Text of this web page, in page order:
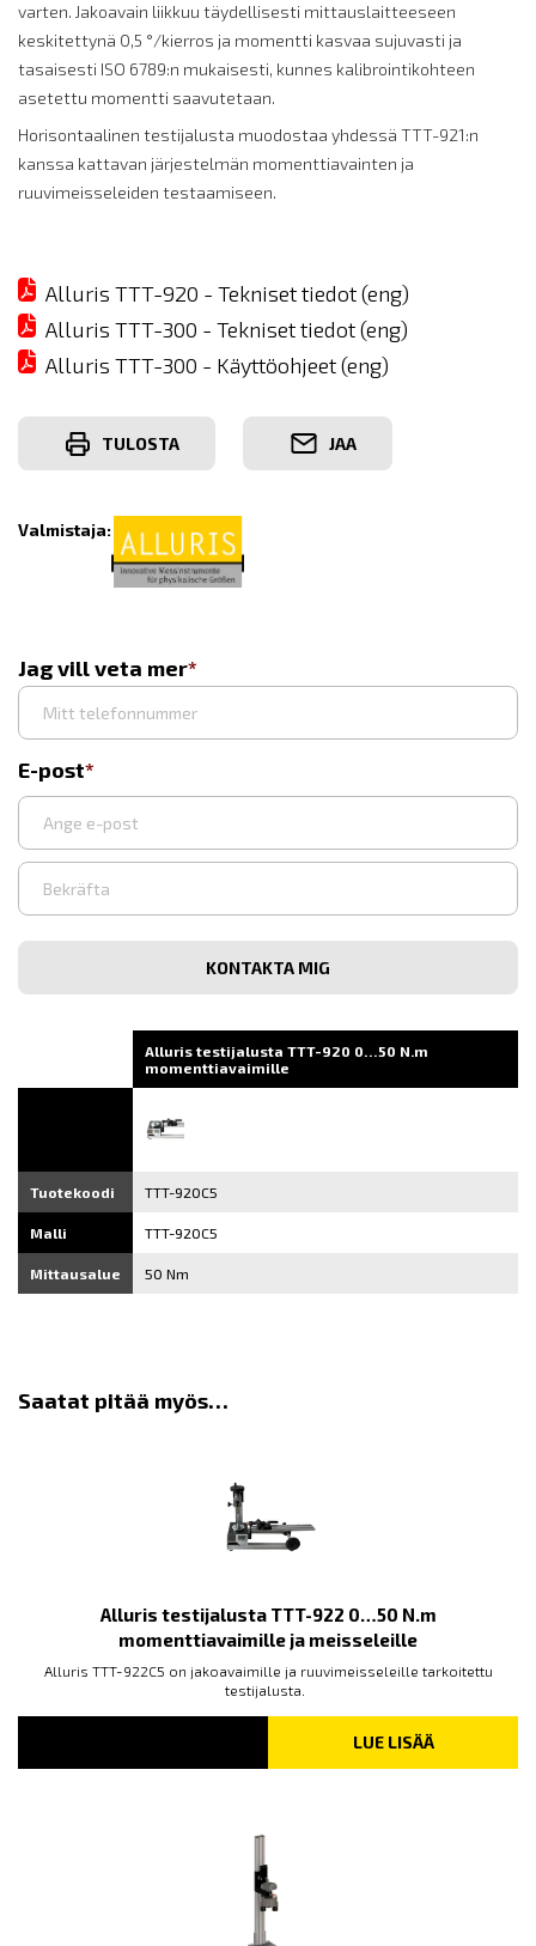
varten. Jakoavain liikkuu täydellisesti mittauslaitteeseen
keskitettynä 0,5 °/kierros ja momentti kasvaa sujuvasti ja
tasaisesti ISO 6789:n mukaisesti, kunnes kalibrointikohteen
asetettu momentti saavutetaan.
Horisontaalinen testijalusta muodostaa yhdessä TTT-921:n
kanssa kattavan järjestelmän momenttiavainten ja
ruuvimeisseleiden testaamiseen.
Alluris TTT-920 - Tekniset tiedot (eng)
Alluris TTT-300 - Tekniset tiedot (eng)
Alluris TTT-300 - Käyttöohjeet (eng)
TULOSTA JAA
Valmistaja:
Jag vill veta mer
E-post
Syötä
sähköpostiosoite
Vahvista
Alluris testijalusta TTT-920 0…50 N.m
momenttiavaimille
Tuotekoodi TTT-920C5
Malli TTT-920C5
Mittausalue 50 Nm
Saatat pitää myös…
Alluris testijalusta TTT-922 0…50 N.m
momenttiavaimille ja meisseleille
Alluris TTT-922C5 on jakoavaimille ja ruuvimeisseleille tarkoitettu
testijalusta.
LUE LISÄÄ